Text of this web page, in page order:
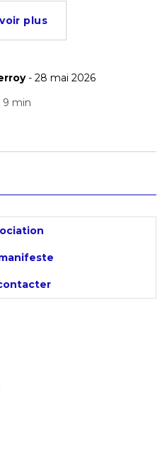
plus
- 28 mai 2026
9 min